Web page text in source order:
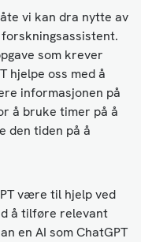
vi kan dra nytte av
som krever
hjelpe oss med å
informasjonen på
å bruke timer på å
den tiden på å
være til hjelp ved
å tilføre relevant
en AI som ChatGPT